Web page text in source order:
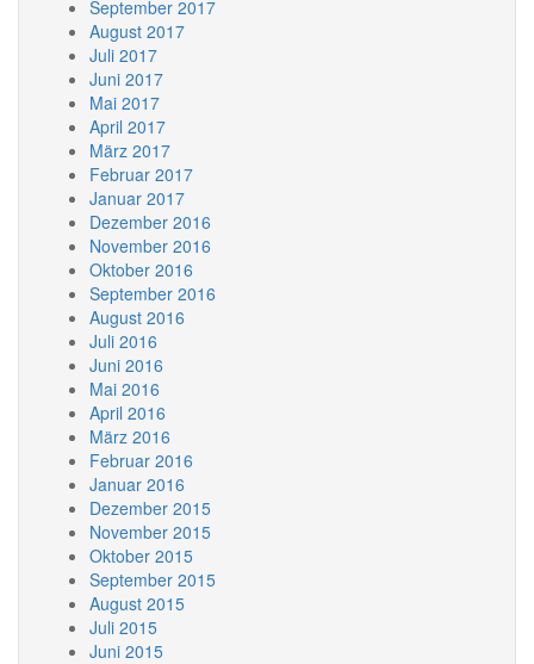
September 2017
August 2017
Juli 2017
Juni 2017
Mai 2017
April 2017
März 2017
Februar 2017
Januar 2017
Dezember 2016
November 2016
Oktober 2016
September 2016
August 2016
Juli 2016
Juni 2016
Mai 2016
April 2016
März 2016
Februar 2016
Januar 2016
Dezember 2015
November 2015
Oktober 2015
September 2015
August 2015
Juli 2015
Juni 2015